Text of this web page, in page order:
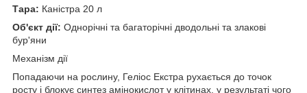
Тара: Каністра 20 л
Об'єкт дії: Однорічні та багаторічні дводольні та злакові
бур'яни
Механізм дії
Попадаючи на рослину, Геліос Екстра рухається до точок
росту і блокує синтез амінокислот у клітинах, у результаті чого